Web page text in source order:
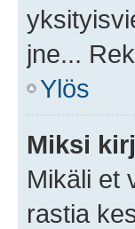
jne...
Ylös
Miksi
Mikäli et
rastia